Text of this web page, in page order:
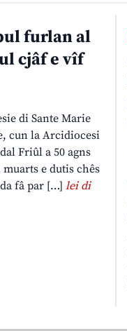
furlan al
cjâf e vîf
di Sante Marie
cun la Arcidiocesi
Friûl a 50 agns
e dutis chês
fâ par […] lei di